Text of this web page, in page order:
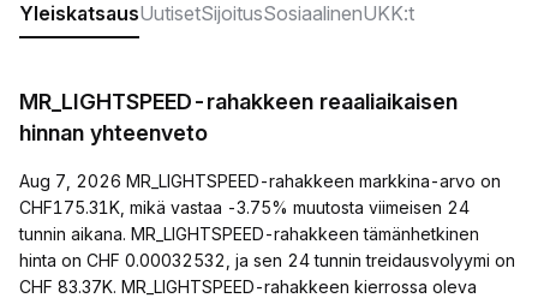
YleiskatsausUutisetSijoitusSosiaalinenUKK:t
MR_LIGHTSPEED-rahakkeen reaaliaikaisen
hinnan yhteenveto
Aug 7, 2026 MR_LIGHTSPEED-rahakkeen markkina-arvo on
CHF175.31K, mikä vastaa -3.75% muutosta viimeisen 24
tunnin aikana. MR_LIGHTSPEED-rahakkeen tämänhetkinen
hinta on CHF 0.00032532, ja sen 24 tunnin treidausvolyymi on
CHF 83.37K. MR_LIGHTSPEED-rahakkeen kierrossa oleva